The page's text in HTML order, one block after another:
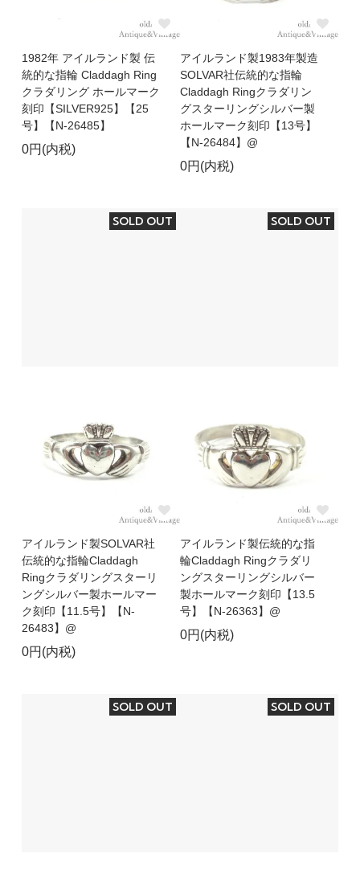
1982年 アイルランド製 伝
統的な指輪 Claddagh Ring
クラダリング ホールマーク
刻印【SILVER925】【25
号】【N-26485】
0円(内税)
アイルランド製1983年製造
SOLVAR社伝統的な指輪
Claddagh Ringクラダリン
グスターリングシルバー製
ホールマーク刻印【13号】
【N-26484】@
0円(内税)
SOLD OUT
アイルランド製SOLVAR社
伝統的な指輪Claddagh
Ringクラダリングスターリ
ングシルバー製ホールマー
ク刻印【11.5号】【N-
26483】@
0円(内税)
SOLD OUT
アイルランド製伝統的な指
輪Claddagh Ringクラダリ
ングスターリングシルバー
製ホールマーク刻印【13.5
号】【N-26363】@
0円(内税)
SOLD OUT SOLD OUT